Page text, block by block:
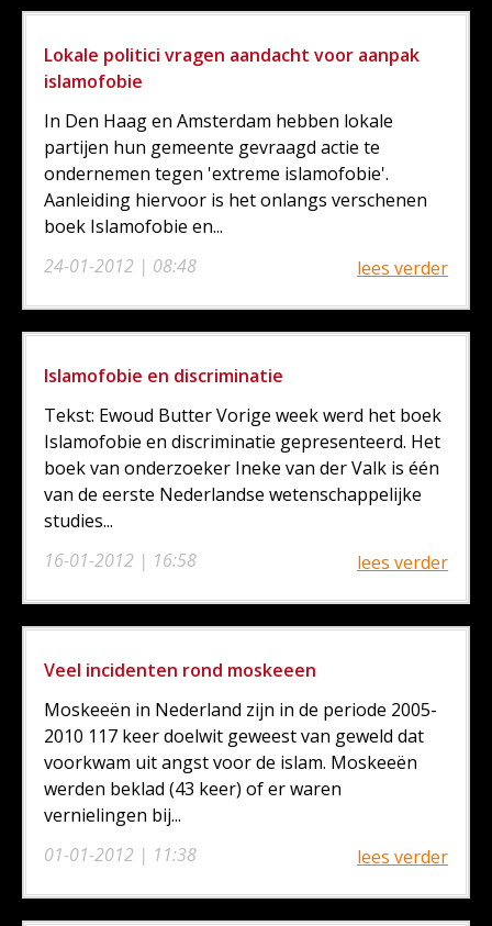
Lokale politici vragen aandacht voor aanpak
islamofobie
24-01-2012 | 08:48
In Den Haag en Amsterdam hebben lokale
partijen hun gemeente gevraagd actie te
ondernemen tegen 'extreme islamofobie'.
Aanleiding hiervoor is het onlangs verschenen
boek Islamofobie en...
lees verder
Islamofobie en discriminatie
16-01-2012 | 16:58
Tekst: Ewoud Butter Vorige week werd het boek
Islamofobie en discriminatie gepresenteerd. Het
boek van onderzoeker Ineke van der Valk is één
van de eerste Nederlandse wetenschappelijke
studies...
lees verder
Veel incidenten rond moskeeen
01-01-2012 | 11:38
Moskeeën in Nederland zijn in de periode 2005-
2010 117 keer doelwit geweest van geweld dat
voorkwam uit angst voor de islam. Moskeeën
werden beklad (43 keer) of er waren
vernielingen bij...
lees verder